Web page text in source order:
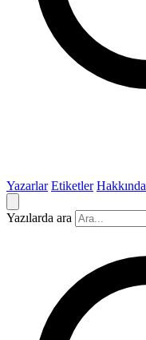
Yazarlar Etiketler Hakkında
Yazılarda ara